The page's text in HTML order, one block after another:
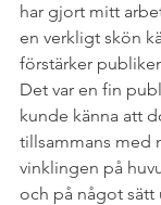
har gjort mitt
en verkligt skön
förstärker
Det var en fin
kunde känna att
tillsammans med
vinklingen på
och på något